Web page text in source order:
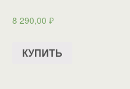
8 290,00 ₽
КУПИТЬ